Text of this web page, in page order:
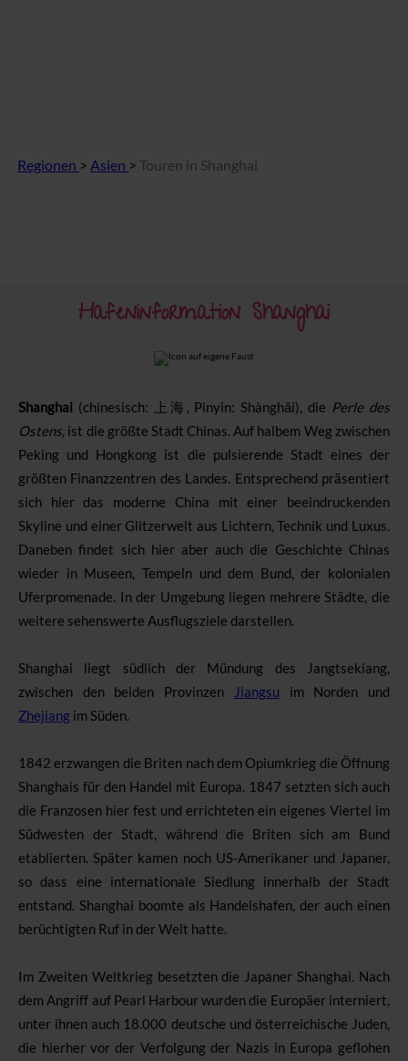
Regionen > Asien >Touren in Shanghai
Hafeninformation Shanghai
Shanghai (chinesisch: 上海 , Pinyin: Shànghǎi), die Perle des
Ostens, ist die größte Stadt Chinas. Auf halbem Weg zwischen
Peking und Hongkong ist die pulsierende Stadt eines der
größten Finanzzentren des Landes. Entsprechend präsentiert
sich hier das moderne China mit einer beeindruckenden
Skyline und einer Glitzerwelt aus Lichtern, Technik und Luxus.
Daneben findet sich hier aber auch die Geschichte Chinas
wieder in Museen, Tempeln und dem Bund, der kolonialen
Uferpromenade. In der Umgebung liegen mehrere Städte, die
weitere sehenswerte Ausflugsziele darstellen.
Shanghai liegt südlich der Mündung des Jangtsekiang,
zwischen den beiden Provinzen
Jiangsu im Norden und
Zhejiang im Süden.
1842 erzwangen die Briten nach dem Opiumkrieg die Öffnung
Shanghais für den Handel mit Europa. 1847 setzten sich auch
die Franzosen hier fest und errichteten ein eigenes Viertel im
Südwesten der Stadt, während die Briten sich am Bund
etablierten. Später kamen noch US-Amerikaner und Japaner,
so dass eine internationale Siedlung innerhalb der Stadt
entstand. Shanghai boomte als Handelshafen, der auch einen
berüchtigten Ruf in der Welt hatte.
Im Zweiten Weltkrieg besetzten die Japaner Shanghai. Nach
dem Angriff auf Pearl Harbour wurden die Europäer interniert,
unter ihnen auch 18.000 deutsche und österreichische Juden,
die hierher vor der Verfolgung der Nazis in Europa geflohen